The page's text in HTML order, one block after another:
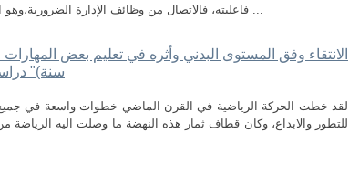
فاعليته، فالاتصال من وظائف الإدارة الضرورية،وهو المكون الذي يجعل النظام ممكنا، وهو الوسيلة التي يتم ...
سنة)"
لقد خطت الحركة الرياضية في القرن الماضي خطوات واسعة في جميع
للتطور والابداع، وكان قطاف ثمار هذه النهضة ما وصلت اليه